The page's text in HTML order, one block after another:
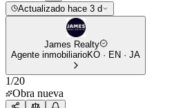
Actualizado hace 3 d
James Realty
Agente inmobiliarioKO · EN · JA
1/20
Obra nueva